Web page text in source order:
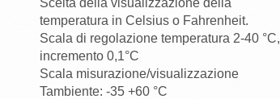
Scelta della visualizzazione della
temperatura in Celsius o Fahrenheit.
Scala di regolazione temperatura 2-40 °C,
incremento 0,1°C
Scala misurazione/visualizzazione
Tambiente: -35 +60 °C